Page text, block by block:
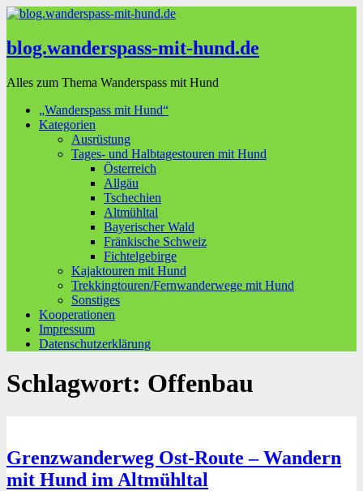
blog.wanderspass-mit-hund.de
Alles zum Thema Wanderspass mit Hund
„Wanderspass mit Hund“
Kategorien
Ausrüstung
Tages- und Halbtagestouren mit Hund
Österreich
Allgäu
Tschechien
Altmühltal
Bayerischer Wald
Fränkische Schweiz
Fichtelgebirge
Kajaktouren mit Hund
Trekkingtouren/Fernwanderwege mit Hund
Sonstiges
Kooperationen
Impressum
Datenschutzerklärung
Schlagwort: Offenbau
Grenzwanderweg Ost-Route – Wandern
mit Hund im Altmühltal